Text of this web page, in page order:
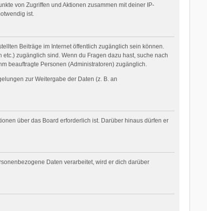
von Zugriffen und Aktionen zusammen mit deiner IP-
ist.
Beiträge im Internet öffentlich zugänglich sein können.
zugänglich sind. Wenn du Fragen dazu hast, suche nach
beauftragte Personen (Administratoren) zugänglich.
zur Weitergabe der Daten (z. B. an
über das Board erforderlich ist. Darüber hinaus dürfen er
Daten verarbeitet, wird er dich darüber